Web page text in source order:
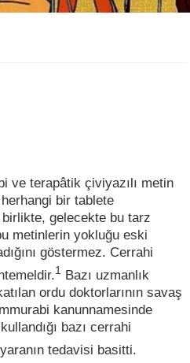
ve terapâtik çiviyazılı metin
bir tablete
gelecekte bu tarz
metinlerin yokluğu eski
göstermez. Cerrahi
1 Bazı uzmanlık
ordu doktorlarının savaş
kanunnamesinde
bazı cerrahi
tedavisi basitti.